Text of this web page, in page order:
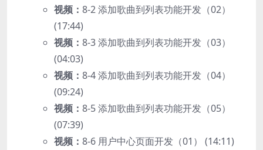
视频： 8-2 添加歌曲到列表功能开发（02）
(17:44)
视频： 8-3 添加歌曲到列表功能开发（03）
(04:03)
视频： 8-4 添加歌曲到列表功能开发（04）
(09:24)
视频： 8-5 添加歌曲到列表功能开发（05）
(07:39)
视频： 8-6 用户中心页面开发（01） (14:11)